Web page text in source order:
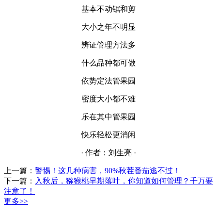
基本不动锯和剪
大小之年不明显
辨证管理方法多
什么品种都可做
依势定法管果园
密度大小都不难
乐在其中管果园
快乐轻松更消闲
· 作者：刘生亮 ·
上一篇： 警惕！这几种病害，90%秋茬番茄逃不过！
下一篇： 入秋后，猕猴桃早期落叶，你知道如何管理？千万要
注意了！
更多>>